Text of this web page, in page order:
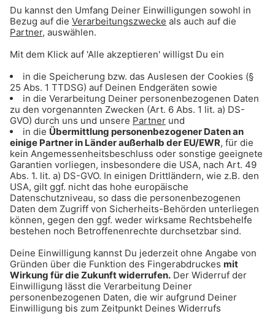
Coronavirus-Pandemie bis mindestens 14. Juni
verlängert.
Coronakrise: Spielplätze sollen wieder öffnen